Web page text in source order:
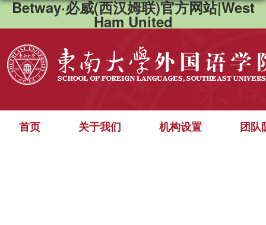
Betway·必威(西汉姆联)官方网站|West
Ham United
首页 关于我们 机构设置 团队